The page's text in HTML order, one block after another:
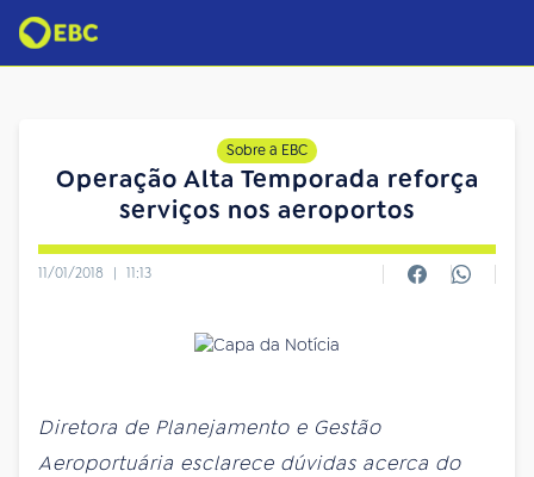
Sobre a EBC
Operação Alta Temporada reforça
serviços nos aeroportos
11/01/2018 | 11:13
Diretora de Planejamento e Gestão
Aeroportuária esclarece dúvidas acerca do